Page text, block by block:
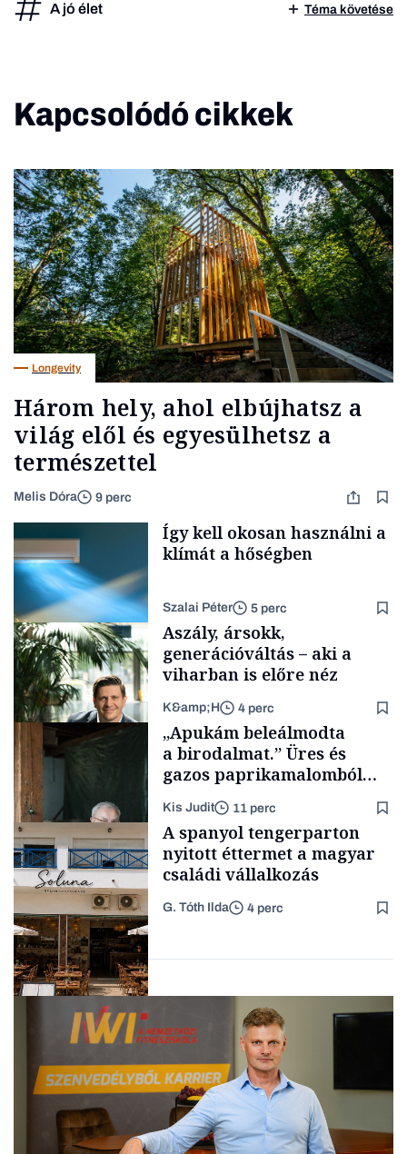
A jó élet Téma követése
Kapcsolódó cikkek
Longevity
Három hely, ahol elbújhatsz a
világ elől és egyesülhetsz a
természettel
Melis Dóra 9 perc
Tech
Így kell okosan használni a
klímát a hőségben
Szalai Péter 5 perc
TÁMOGATÓI
Aszály, ársokk,
generációváltás – aki a
viharban is előre néz
K&amp;H 4 perc
Családi
vállalkozások
„Apukám beleálmodta
a birodalmat.” Üres és
gazos paprikamalomból
lett az igazi családi
fűszersztori
Kis Judit 11 perc
A spanyol tengerparton
nyitott éttermet a magyar
családi vállalkozás
G. Tóth Ilda 4 perc